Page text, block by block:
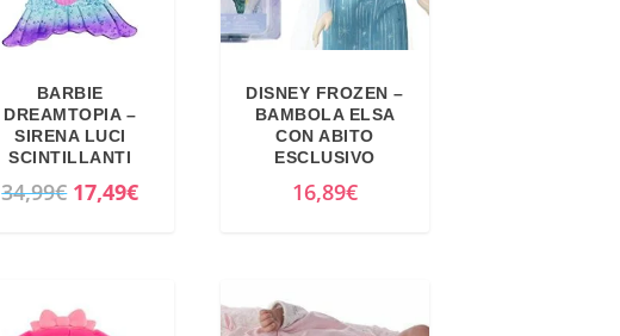
BARBIE
DREAMTOPIA –
SIRENA LUCI
SCINTILLANTI
34,99€ I
e
17,49€I
DISNEY FROZEN –
BAMBOLA ELSA
CON ABITO
ESCLUSIVO
16,89€